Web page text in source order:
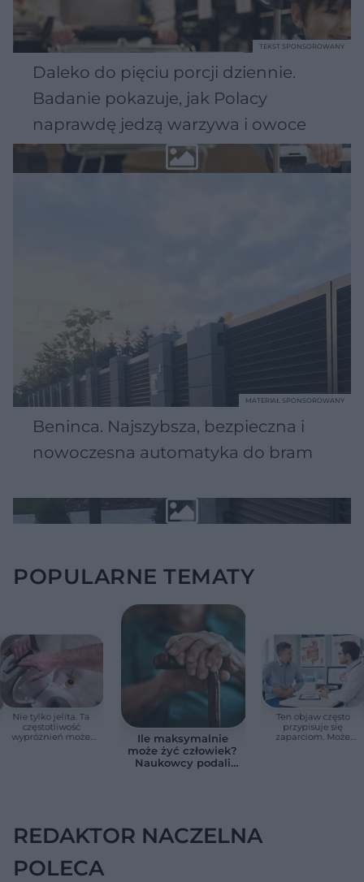
Daleko do pięciu porcji dziennie.
Badanie pokazuje, jak Polacy
naprawdę jedzą warzywa i owoce
TEKST SPONSOROWANY
Beninca. Najszybsza, bezpieczna i
nowoczesna automatyka do bram
MATERIAŁ SPONSOROWANY
POPULARNE TEMATY
Nie tylko jelita. Ta
częstotliwość
wypróżnień może
Ile maksymalnie
może żyć człowiek?
Naukowcy podali
Ten objaw często
przypisuje się
zaparciom. Może
REDAKTOR NACZELNA
POLECA